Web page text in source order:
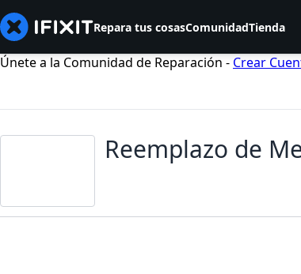
Repara tus cosasComunidadTienda
Únete a la Comunidad de Reparación - Crear
Reemplazo de